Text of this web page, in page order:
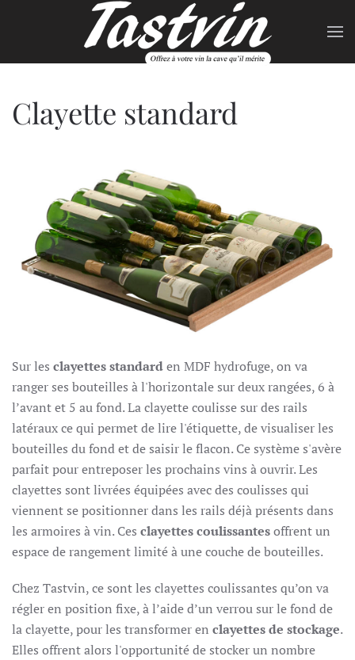
Skip to main content
Clayette standard
Sur les clayettes standarden MDF hydrofuge, on va
ranger ses bouteilles à l'horizontale sur deux rangées, 6 à
l’avant et 5 au fond. La clayette coulisse sur des rails
latéraux ce qui permet de lire l'étiquette, de visualiser les
bouteilles du fond et de saisir le flacon. Ce système s'avère
parfait pour entreposer les prochains vins à ouvrir. Les
clayettes sont livrées équipées avec des coulisses qui
viennent se positionner dans les rails déjà présents dans
les armoires à vin. Ces clayettes coulissantesoffrent un
espace de rangement limité à une couche de bouteilles.
Chez Tastvin, ce sont les clayettes coulissantes qu’on va
régler en position fixe, à l’aide d’un verrou sur le fond de
la clayette, pour les transformer en clayettes de stockage.
Elles offrent alors l'opportunité de stocker un nombre